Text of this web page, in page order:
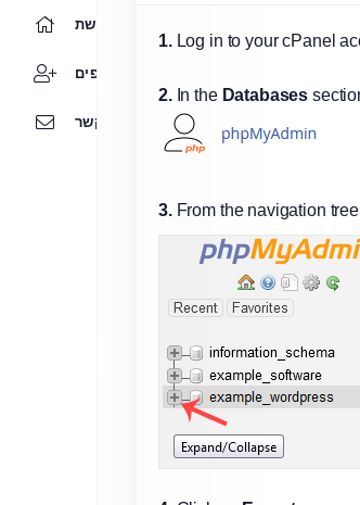
מצב הרשת
חשבון שותפים
צרו קשר
1.Log in to your cPanel
2.In the Databases
3.From the navigation